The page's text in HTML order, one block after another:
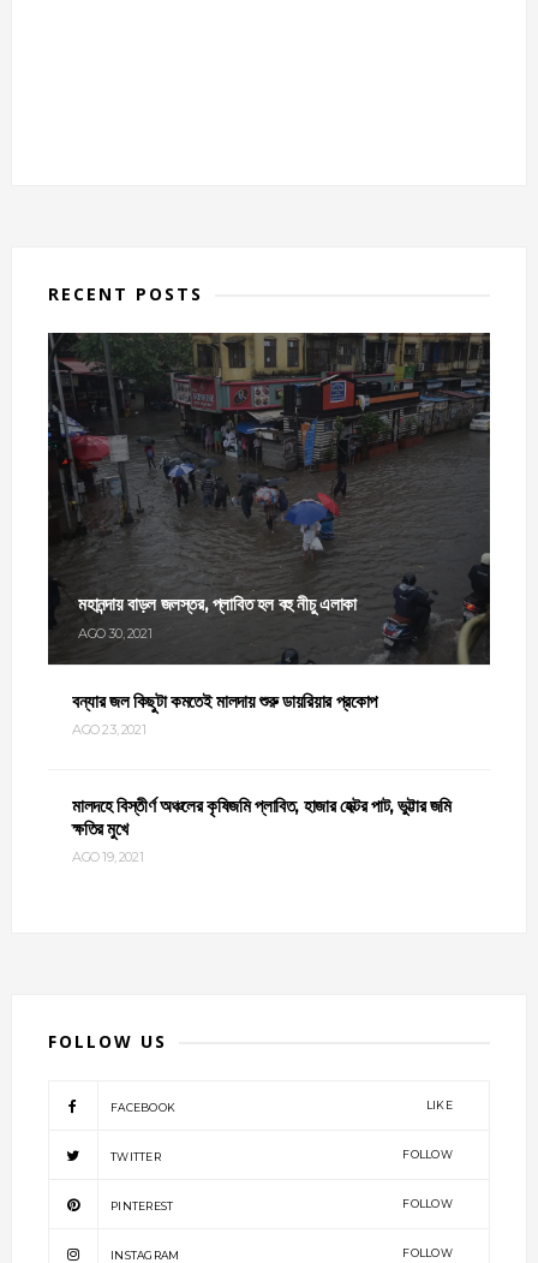
RECENT POSTS
মহানন্দায় বাড়ল জলস্তর, প্লাবিত হল বহু নীচু এলাকা
AGO 30, 2021
বন্যার জল কিছুটা কমতেই মালদায় শুরু ডায়রিয়ার প্রকোপ
AGO 23, 2021
মালদহে বিস্তীর্ণ অঞ্চলের কৃষিজমি প্লাবিত, হাজার হেক্টর পাট, ভুট্টার জমি
ক্ষতির মুখে
AGO 19, 2021
FOLLOW US
FACEBOOK LIKE
TWITTER FOLLOW
PINTEREST FOLLOW
INSTAGRAM FOLLOW